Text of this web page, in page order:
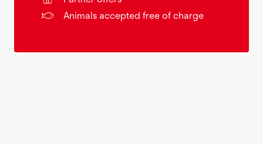
Animals accepted free of charge